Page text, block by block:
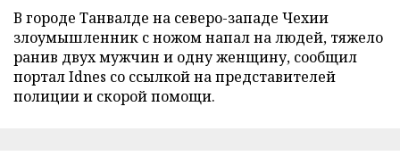
В городе Танвалде на северо-западе Чехии
злоумышленник с ножом напал на людей, тяжело
ранив двух мужчин и одну женщину, сообщил
портал Idnes со ссылкой на представителей
полиции и скорой помощи.